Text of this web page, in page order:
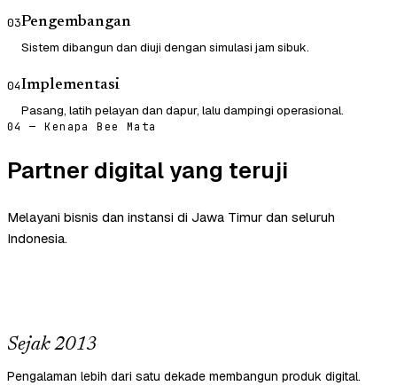
03Pengembangan
Sistem dibangun dan diuji dengan simulasi jam sibuk.
04Implementasi
Pasang, latih pelayan dan dapur, lalu dampingi operasional.
04 — Kenapa Bee Mata
Partner digital yang teruji
Melayani bisnis dan instansi di Jawa Timur dan seluruh
Indonesia.
Sejak 2013
Pengalaman lebih dari satu dekade membangun produk digital.